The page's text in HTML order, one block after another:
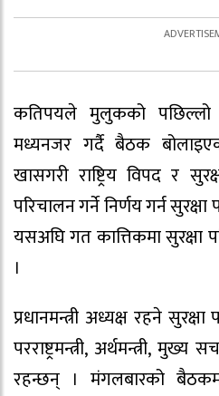
कतिपयले मुलुकको पछिल्लो
मध्यनजर गर्दै बैठक
खासगरी राष्ट्रिय विपद र
परिचालन गर्ने निर्णय गर्न
यसअघि गत कात्तिकमा
।
प्रधानमन्त्री अध्यक्ष रहने सुरक्षा
परराष्ट्रमन्त्री, अर्थमन्त्री,
रहन्छन् । मंगलबारको बैठकमा